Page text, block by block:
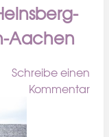
Aachen
Schreibe einen
Kommentar